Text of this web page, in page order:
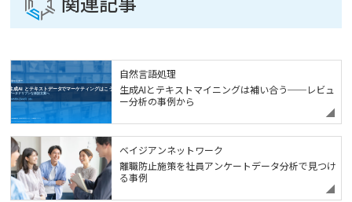
自然言語処理
生成AIとテキストマイニングは補い合う──レビュ
ー分析の事例から
ベイジアンネットワーク
離職防止施策を社員アンケートデータ分析で見つけ
る事例